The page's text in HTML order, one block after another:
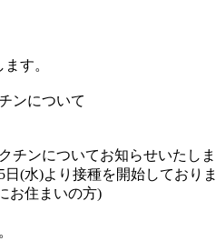
す。
ンについて
ンについてお知らせいたしま
(水)より接種を開始しておりま
お住まいの方)